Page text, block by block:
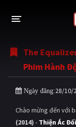
THỂ LOẠI
Thần thoại - Cổ trang
Tâm lý
Võ thuật - Kiếm hiệp
The
Phim Hành
Ngày đăng:28/10/
Chào mừng đến với
(2014) - Thiện Ác